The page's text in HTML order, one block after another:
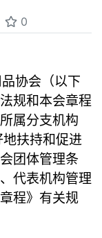
0
协会（以下
规和本会章程
属分支机构
地扶持和促进
团体管理条
代表机构管理
程》有关规